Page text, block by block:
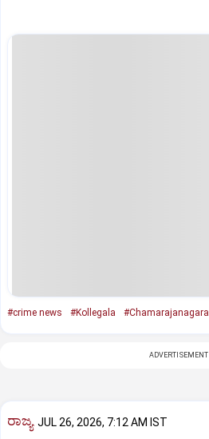
#crime news #Kollegala #Chamarajanagara
ADVERTISEMENT
ರಾಜ್ಯ JUL 26, 2026, 7:12 AM IST